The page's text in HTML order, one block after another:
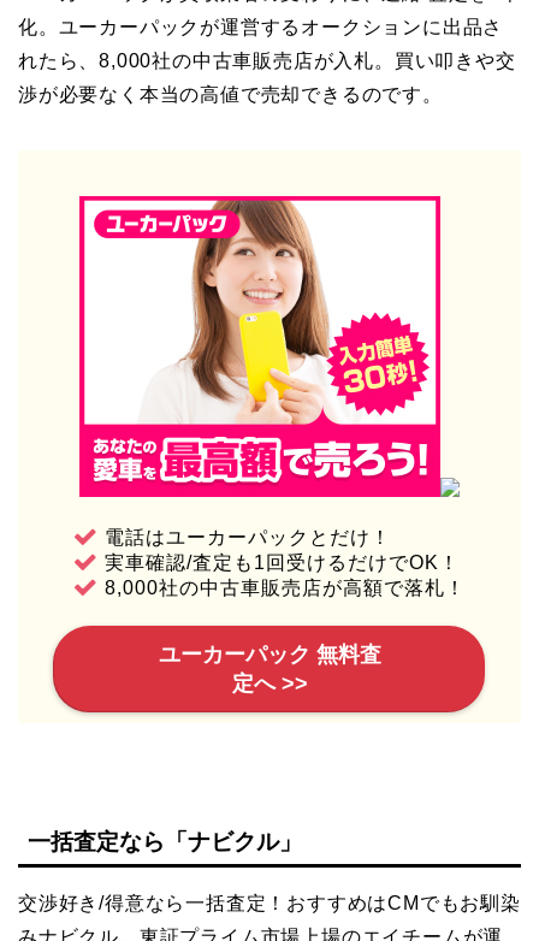
化。ユーカーパックが運営するオークションに出品さ
れたら、8,000社の中古車販売店が入札。買い叩きや交
渉が必要なく本当の高値で売却できるのです。
電話はユーカーパックとだけ！
実車確認/査定も1回受けるだけでOK！
8,000社の中古車販売店が高額で落札！
ユーカーパック 無料査
定へ >>
一括査定なら「ナビクル」
交渉好き/得意なら一括査定！おすすめはCMでもお馴染
みナビクル。東証プライム市場上場のエイチームが運